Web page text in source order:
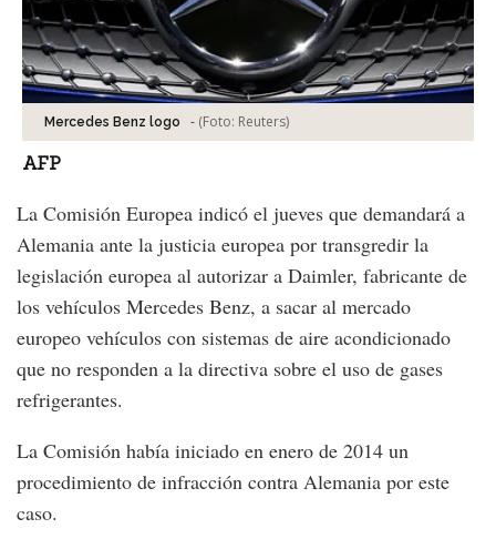
Mercedes Benz logo - (Foto: Reuters)
AFP
La Comisión Europea indicó el jueves que demandará a
Alemania ante la justicia europea por transgredir la
legislación europea al autorizar a Daimler, fabricante de
los vehículos Mercedes Benz, a sacar al mercado
europeo vehículos con sistemas de aire acondicionado
que no responden a la directiva sobre el uso de gases
refrigerantes.
La Comisión había iniciado en enero de 2014 un
procedimiento de infracción contra Alemania por este
caso.